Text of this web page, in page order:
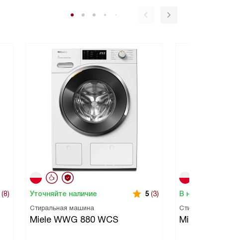
(8) Уточняйте наличие 5 (3)
Стиральная машина
Miele WWG 880 WCS
В наличии
Стиральная машина
Miele